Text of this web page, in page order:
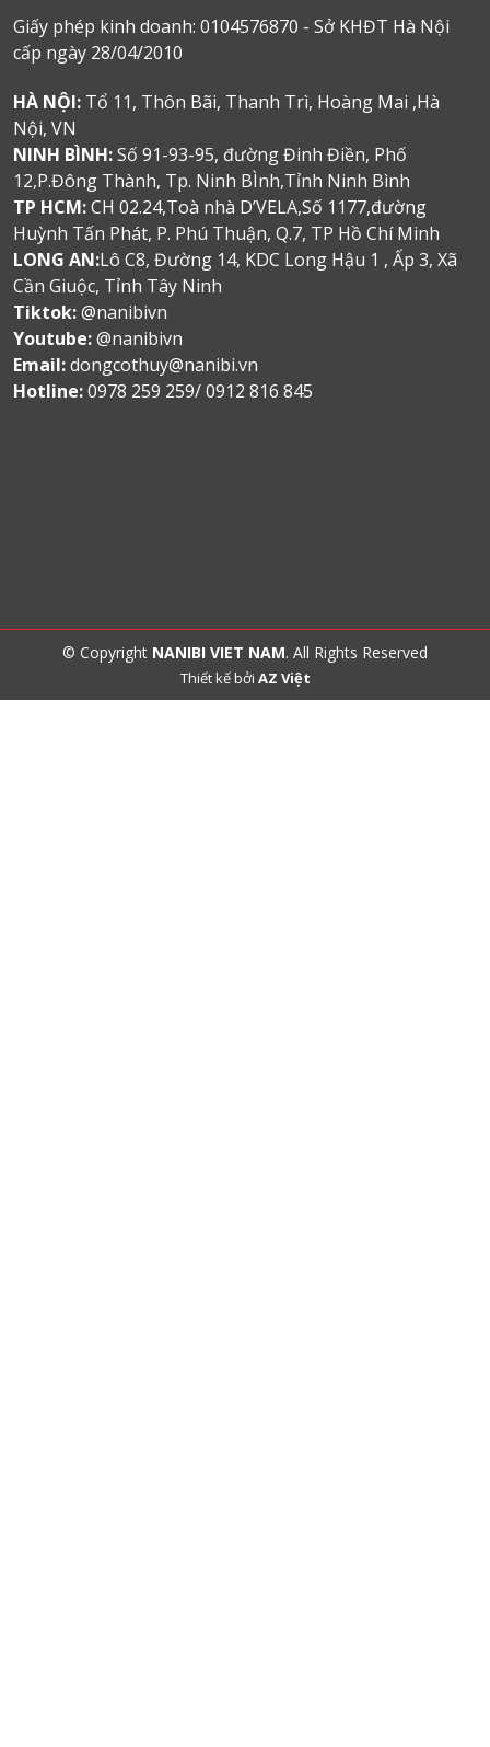
Giấy phép kinh doanh: 0104576870 - Sở KHĐT Hà Nội
cấp ngày 28/04/2010
HÀ NỘI: Tổ 11, Thôn Bãi, Thanh Trì, Hoàng Mai ,Hà
Nội, VN
NINH BÌNH:Số 91-93-95, đường Đinh Điền, Phố
12,P.Đông Thành, Tp. Ninh BÌnh,Tỉnh Ninh Bình
TP HCM:CH 02.24,Toà nhà D’VELA,Số 1177,đường
Huỳnh Tấn Phát, P. Phú Thuận, Q.7, TP Hồ Chí Minh
LONG AN:Lô C8, Đường 14, KDC Long Hậu 1 , Ấp 3, Xã
Cần Giuộc, Tỉnh Tây Ninh
Tiktok:@nanibivn
Youtube:@nanibivn
Email:dongcothuy@nanibi.vn
Hotline:0978 259 259/ 0912 816 845
© Copyright NANIBI VIET NAM. All Rights Reserved
Thiết kế bởi AZ Việt